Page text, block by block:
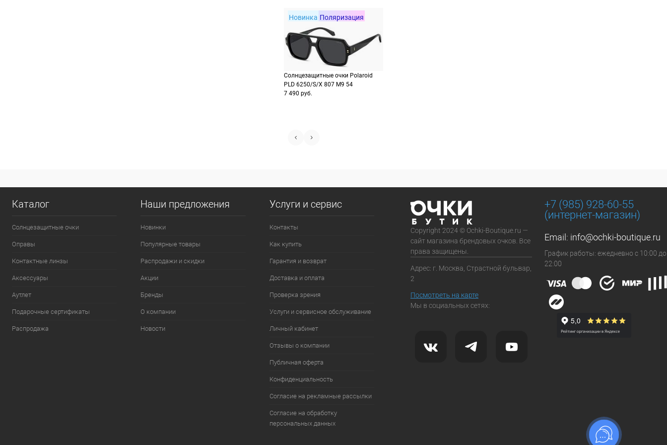
Новинка Поляризация
Солнцезащитные очки Polaroid
PLD 6250/S/X 807 M9 54
7 490 руб.
Каталог
Солнцезащитные очки
Оправы
Контактные линзы
Аксессуары
Аутлет
Подарочные сертификаты
Распродажа
Наши предложения
Новинки
Популярные товары
Распродажи и скидки
Акции
Бренды
О компании
Новости
Услуги и сервис
Контакты
Как купить
Гарантия и возврат
Доставка и оплата
Проверка зрения
Услуги и сервисное обслуживание
Личный кабинет
Отзывы о компании
Публичная оферта
Конфиденциальность
Согласие на рекламные рассылки
Согласие на обработку
персональных данных
Copyright 2024 © Ochki-Boutique.ru —
сайт магазина брендовых очков. Все
права защищены.
Адрес: г. Москва, Страстной бульвар,
2
Посмотреть на карте
Мы в социальных сетях:
+7 (985) 928-60-55
(интернет-магазин)
Email: info@ochki-boutique.ru
График работы: ежедневно с 10:00 до
22:00